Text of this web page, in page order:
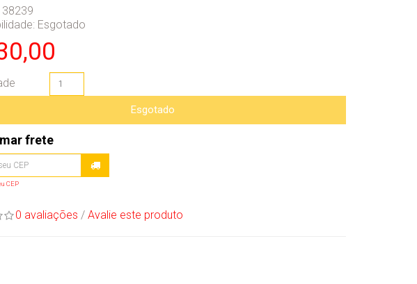
Esgotado
Esgotado
frete
CEP
0 avaliações / Avalie este produto